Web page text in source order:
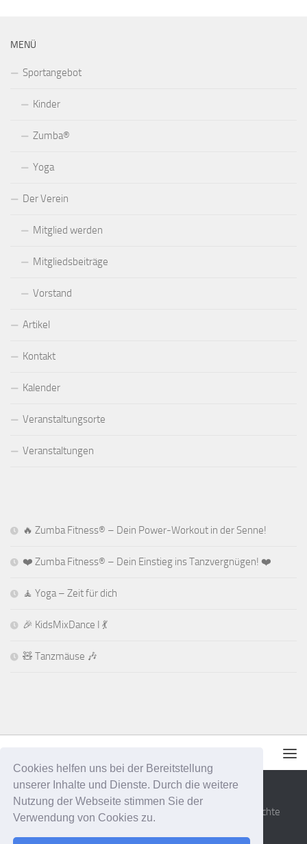
Cookies helfen uns bei der Bereitstellung
unserer Inhalte und Dienste. Durch die weitere
Nutzung der Webseite stimmen Sie der
Verwendung von Cookies zu.
MENÜ
Sportangebot
Kinder
Zumba®
Yoga
Der Verein
Mitglied werden
Mitgliedsbeiträge
Vorstand
Artikel
Kontakt
Kalender
Veranstaltungsorte
Veranstaltungen
🔥 Zumba Fitness® – Dein Power-Workout in der Senne!
❤️ Zumba Fitness® – Dein Einstieg ins Tanzvergnügen! ❤️
🧘 Yoga – Zeit für dich
🎉 KidsMixDance I 💃
🧸 Tanzmäuse 🎶
Senner Tanzsportfreunde Bielefeld e.V. © 2026. Alle Rechte